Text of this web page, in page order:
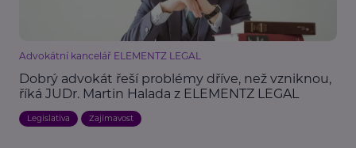
Advokátní kancelář ELEMENTZ LEGAL
Dobrý advokát řeší problémy dříve, než vzniknou,
říká JUDr. Martin Halada z ELEMENTZ LEGAL
Legislativa Zajímavost